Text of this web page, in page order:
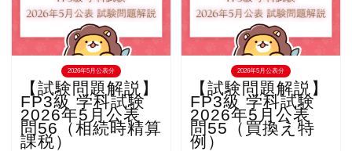
2026年5月公表分
【試験問題解説】
FP3級 学科試験
2026年5月公表
問56（相続時精算
課税）
2026年5月公表分
【試験問題解説】
FP3級 学科試験
2026年5月公表
問55（買換え特
例）